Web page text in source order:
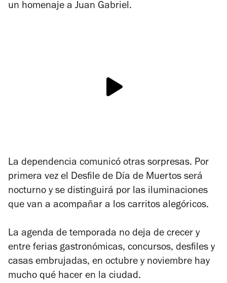
un homenaje a Juan Gabriel.
La dependencia comunicó otras sorpresas. Por
primera vez el Desfile de Día de Muertos será
nocturno y se distinguirá por las iluminaciones
que van a acompañar a los carritos alegóricos.
La agenda de temporada no deja de crecer y
entre ferias gastronómicas, concursos, desfiles y
casas embrujadas, en octubre y noviembre hay
mucho qué hacer en la ciudad.